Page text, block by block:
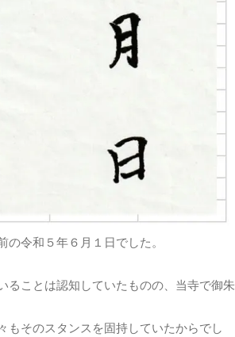
令和５年６月１日でした。
ことは認知していたものの、当寺で御朱
そのスタンスを固持していたからでし